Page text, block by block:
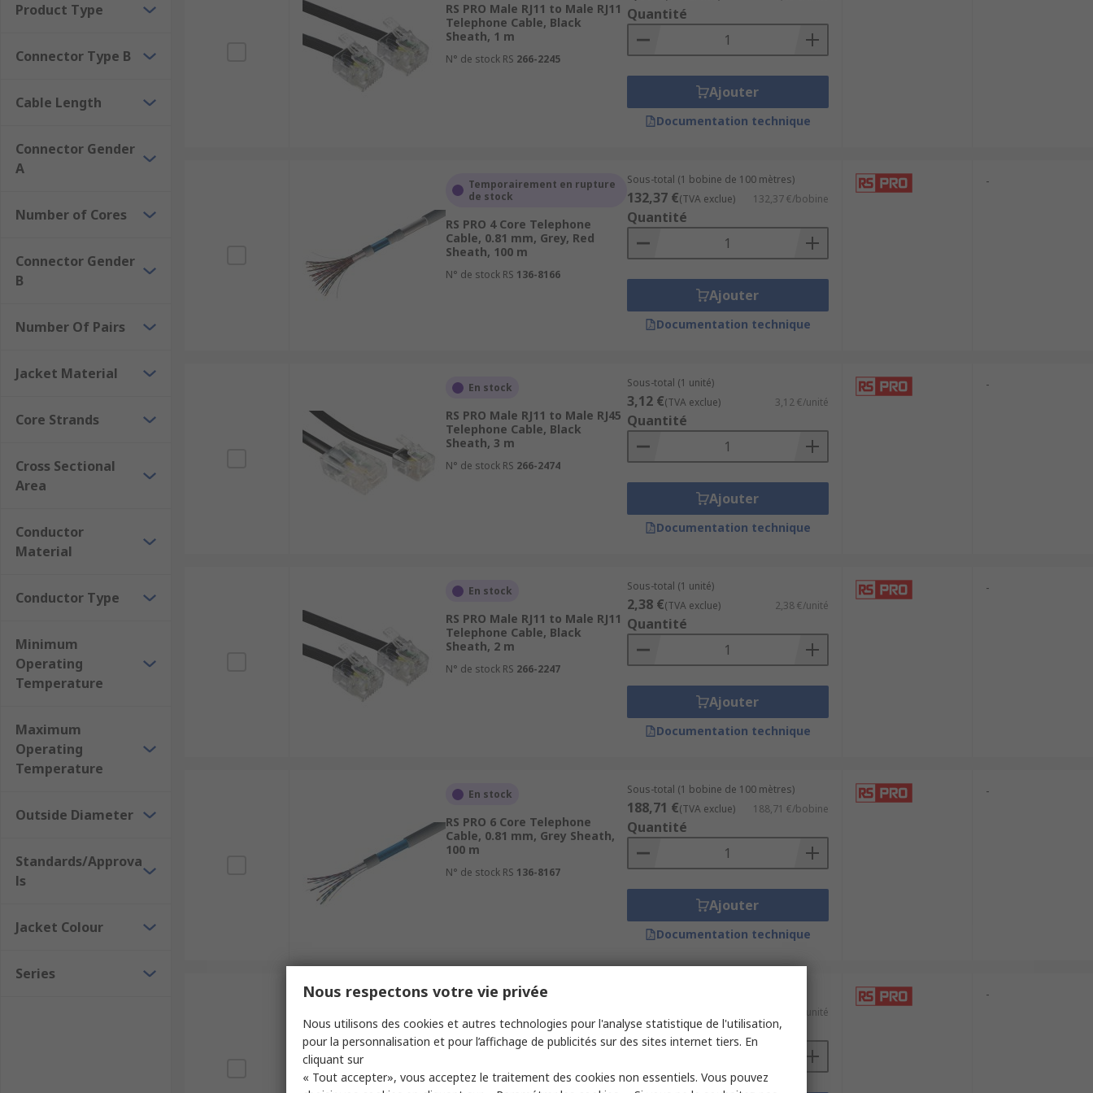
Product Type
Connector Type B
Cable Length
Connector Gender
A
Number of Cores
Connector Gender
B
Number Of Pairs
Jacket Material
Core Strands
Cross Sectional
Area
Conductor
Material
Conductor Type
Minimum
Operating
Temperature
Maximum
Operating
Temperature
Outside Diameter
Standards/Approva
ls
Jacket Colour
Series
RS PRO Male RJ11 to Male RJ11
Telephone Cable, Black
Sheath, 1 m
N° de stock RS 266-2245
Quantité
Ajouter
Documentation technique
Temporairement en rupture
de stock
RS PRO 4 Core Telephone
Cable, 0.81 mm, Grey, Red
Sheath, 100 m
N° de stock RS 136-8166
Sous-total (1 bobine de 100 mètres)
132,37 €(TVA exclue) 132,37 €/bobine
Quantité
Ajouter
Documentation technique
-
En stock
RS PRO Male RJ11 to Male RJ45
Telephone Cable, Black
Sheath, 3 m
N° de stock RS 266-2474
Sous-total (1 unité)
3,12 €(TVA exclue) 3,12 €/unité
Quantité
Ajouter
Documentation technique
-
En stock
RS PRO Male RJ11 to Male RJ11
Telephone Cable, Black
Sheath, 2 m
N° de stock RS 266-2247
Sous-total (1 unité)
2,38 €(TVA exclue) 2,38 €/unité
Quantité
Ajouter
Documentation technique
-
En stock
RS PRO 6 Core Telephone
Cable, 0.81 mm, Grey Sheath,
100 m
N° de stock RS 136-8167
Sous-total (1 bobine de 100 mètres)
188,71 €(TVA exclue) 188,71 €/bobine
Quantité
Ajouter
Documentation technique
-
Temporairement en rupture
RS PRO Male RJ9 to Male RJ9
Telephone Extension Cable,
N° de stock RS 446-658
7,48 €/unité
Quantité
-
Nous respectons votre vie privée
Nous utilisons des cookies et autres technologies pour l'analyse statistique de l'utilisation,
pour la personnalisation et pour l’affichage de publicités sur des sites internet tiers. En
cliquant sur
« Tout accepter», vous acceptez le traitement des cookies non essentiels. Vous pouvez